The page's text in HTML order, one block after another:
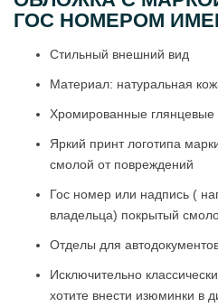
ГОС НОМЕРОМ
Стильный внешний вид
Материал: натуральная
Хромированные глянцевые
Яркий принт логотипа
смолой от повреждений
Гос номер или надпись (
владельца) покрытый
Отделы для
Исключительно
хотите внести изюминки в